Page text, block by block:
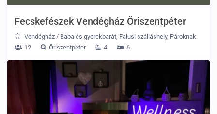
Fecskefészek Vendégház Őriszentpéter
Vendégház / Baba és gyerekbarát Falusi szálláshely, Pároknak
12
Őriszentpéter 4 6